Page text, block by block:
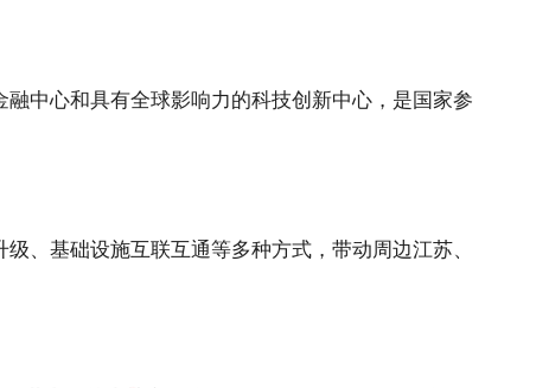
中心和具有全球影响力的科技创新中心，是国家参
、基础设施互联互通等多种方式，带动周边江苏、